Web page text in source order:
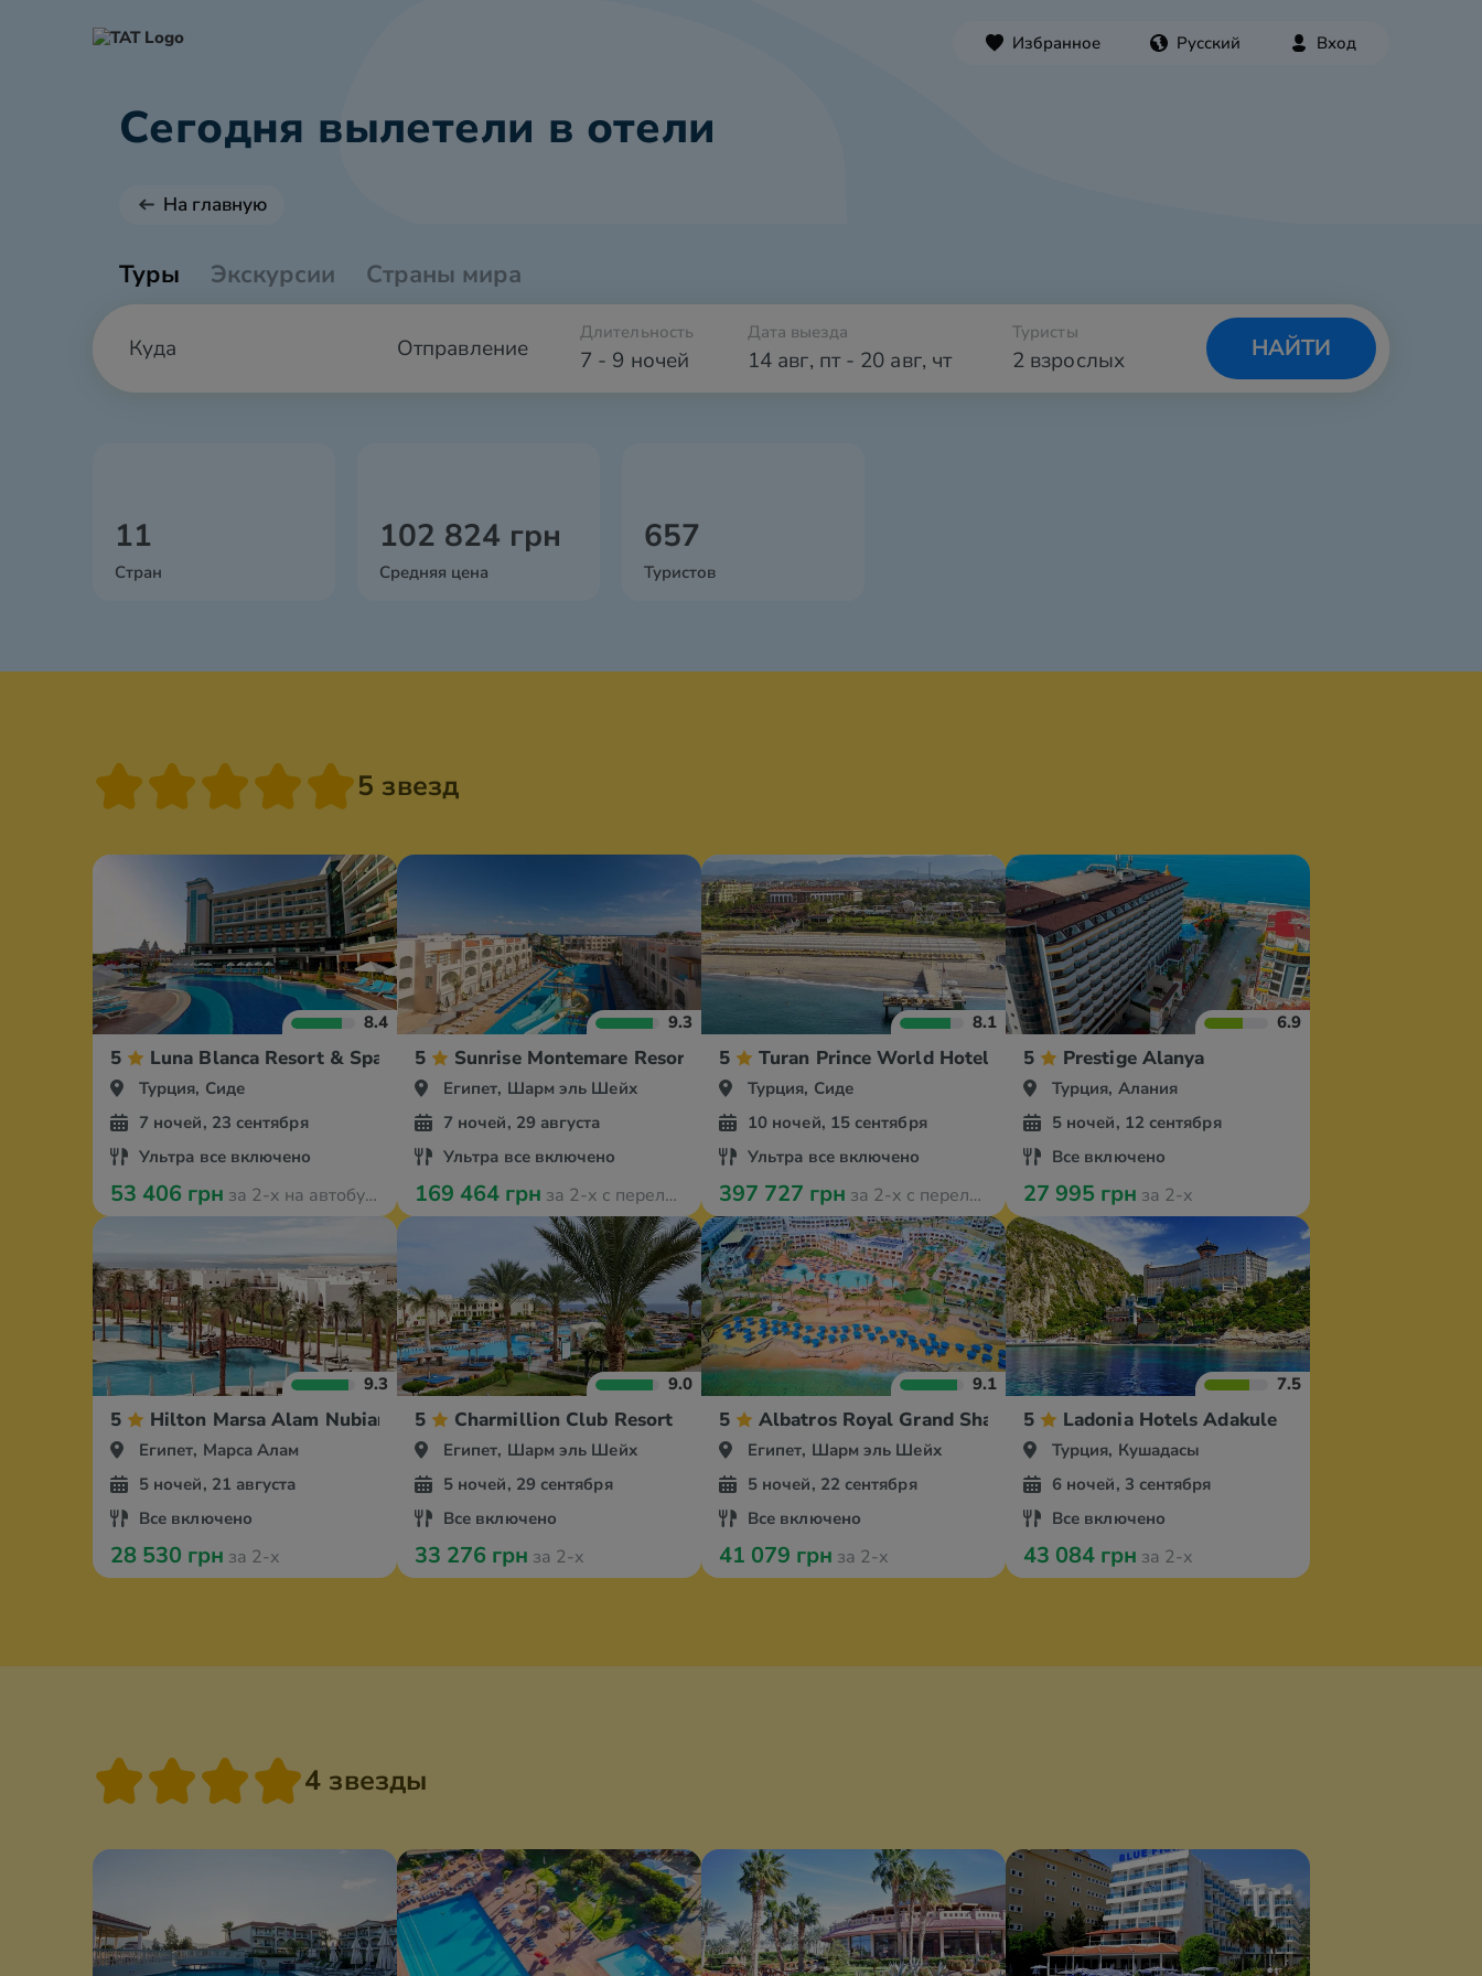
Избранное Русский Вход
Сегодня вылетели в отели
На главную
Туры Экскурсии Страны мира
Отправление 7 - 9 ночей
Длительность Дата выезда
14 авг, пт- 20 авг, чт 2 взрослых
Туристы
НАЙТИ
11
Стран
102 824 грн
Средняя цена
657
Туристов
5 звезд
8.4
5 Luna Blanca Resort & Spa
Турция, Сиде
7 ночей, 23 сентября
Ультра все включено
53 406 грн за 2-х на автобусе
9.3
5 Sunrise Montemare Resort Grand Select
Египет, Шарм эль Шейх
7 ночей, 29 августа
Ультра все включено
169 464 грн за 2-х с перелётом
8.1
5 Turan Prince World Hotel
Турция, Сиде
10 ночей, 15 сентября
Ультра все включено
397 727 грн за 2-х с перелётом
6.9
5 Prestige Alanya
Турция, Алания
5 ночей, 12 сентября
Все включено
27 995 грн за 2-х
9.3
5 Hilton Marsa Alam Nubian Resort
Египет, Марса Алам
5 ночей, 21 августа
Все включено
28 530 грн за 2-х
9.0
5 Charmillion Club Resort
Египет, Шарм эль Шейх
5 ночей, 29 сентября
Все включено
33 276 грн за 2-х
9.1
5 Аlbatros Royal Grand Sharm
Египет, Шарм эль Шейх
5 ночей, 22 сентября
Все включено
41 079 грн за 2-х
7.5
5 Ladonia Hotels Adakule
Турция, Кушадасы
6 ночей, 3 сентября
Все включено
43 084 грн за 2-х
4 звезды